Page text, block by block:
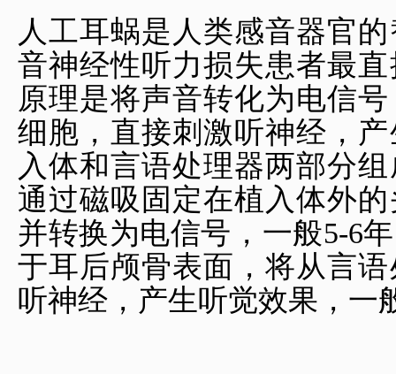
人工耳蜗是人类感音器官
音神经性听力损失患者最
原理是将声音转化为电信
细胞，直接刺激听神经，
入体和言语处理器两部分
通过磁吸固定在植入体外
并转换为电信号，一般5-6
于耳后颅骨表面，将从言
听神经，产生听觉效果，一